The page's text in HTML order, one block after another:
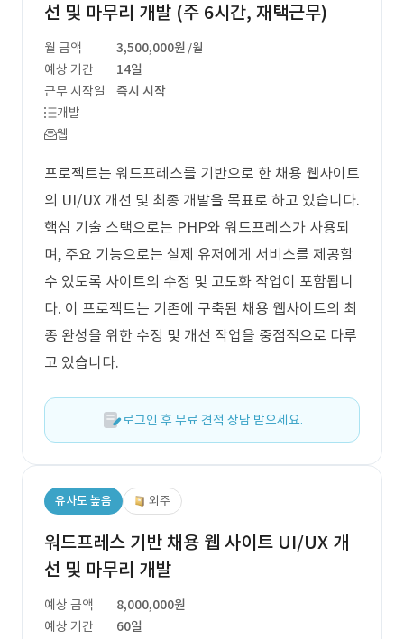
선 및 마무리 개발 (주 6시간, 재택근무)
월 금액 3,500,000원 /월
예상 기간
14일
근무 시작일
즉시 시작
개발
웹
프로젝트는 워드프레스를 기반으로 한 채용 웹사이트
의 UI/UX 개선 및 최종 개발을 목표로 하고 있습니다.
핵심 기술 스택으로는 PHP와 워드프레스가 사용되
며, 주요 기능으로는 실제 유저에게 서비스를 제공할
수 있도록 사이트의 수정 및 고도화 작업이 포함됩니
다. 이 프로젝트는 기존에 구축된 채용 웹사이트의 최
종 완성을 위한 수정 및 개선 작업을 중점적으로 다루
고 있습니다.
로그인 후 무료 견적 상담 받으세요.
유사도 높음 외주
워드프레스 기반 채용 웹 사이트 UI/UX 개
선 및 마무리 개발
예상 금액
8,000,000원
예상 기간
60일